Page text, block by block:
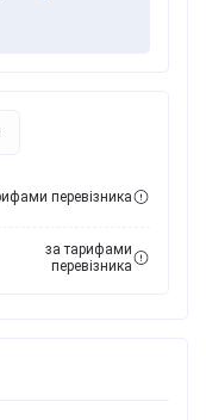
перевізника
за тарифами
перевізника